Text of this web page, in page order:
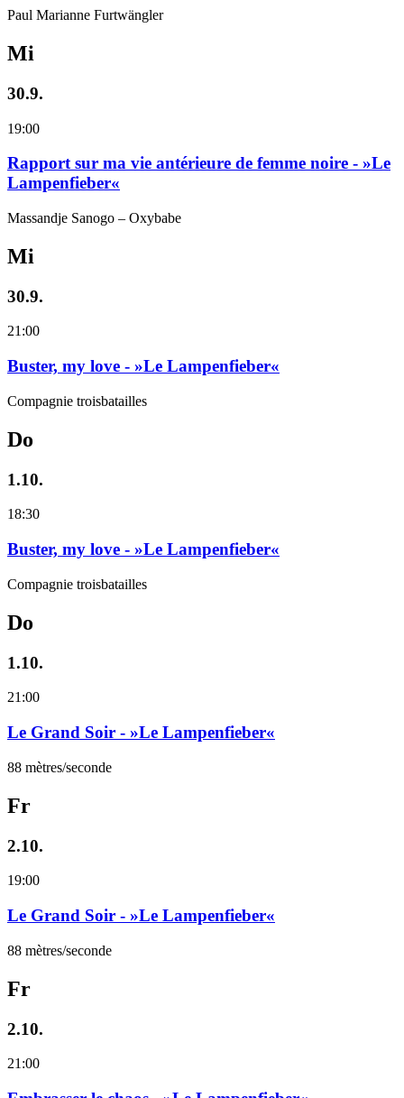
Paul Marianne Furtwängler
Mi
30.9.
19:00
Rapport sur ma vie antérieure de femme noire - »Le
Lampenfieber«
Massandje Sanogo – Oxybabe
Mi
30.9.
21:00
Buster, my love - »Le Lampenfieber«
Compagnie troisbatailles
Do
1.10.
18:30
Buster, my love - »Le Lampenfieber«
Compagnie troisbatailles
Do
1.10.
21:00
Le Grand Soir - »Le Lampenfieber«
88 mètres/seconde
Fr
2.10.
19:00
Le Grand Soir - »Le Lampenfieber«
88 mètres/seconde
Fr
2.10.
21:00